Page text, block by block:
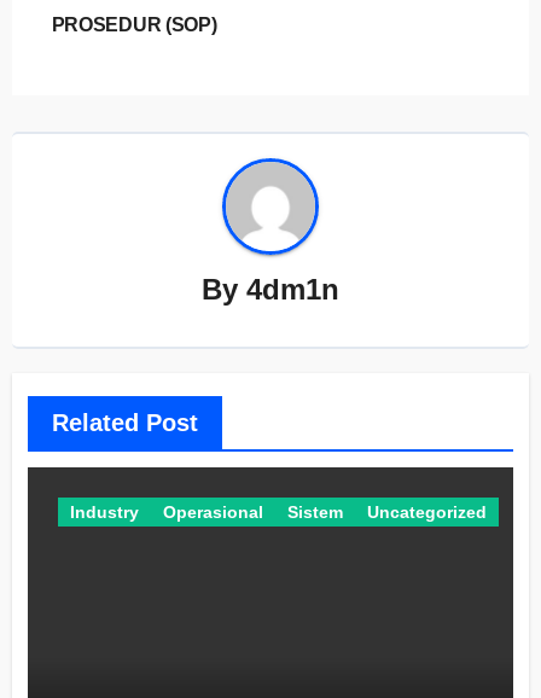
PROSEDUR (SOP)
By 4dm1n
Related Post
Industry Operasional Sistem Uncategorized